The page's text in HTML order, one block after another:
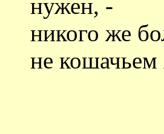
нужен, -
никого же
не кошачьем